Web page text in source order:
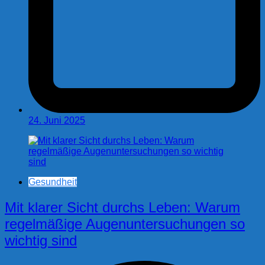
24. Juni 2025
Gesundheit
Mit klarer Sicht durchs Leben: Warum
regelmäßige Augenuntersuchungen so
wichtig sind